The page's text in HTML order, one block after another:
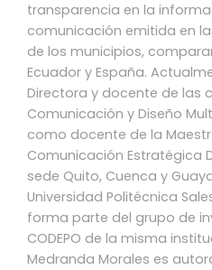
transparencia en la
comunicación emitida en
de los municipios,
Ecuador y España.
Directora y docente de las
Comunicación y Diseño
como docente de la
Comunicación Estratégica
sede Quito, Cuenca y
Universidad Politécnica
forma parte del grupo de
CODEPO de la misma
Medranda Morales es